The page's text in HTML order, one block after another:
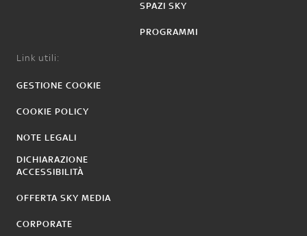
SPAZI SKY
PROGRAMMI
Link utili:
GESTIONE COOKIE
COOKIE POLICY
NOTE LEGALI
DICHIARAZIONE
ACCESSIBILITÀ
OFFERTA SKY MEDIA
CORPORATE